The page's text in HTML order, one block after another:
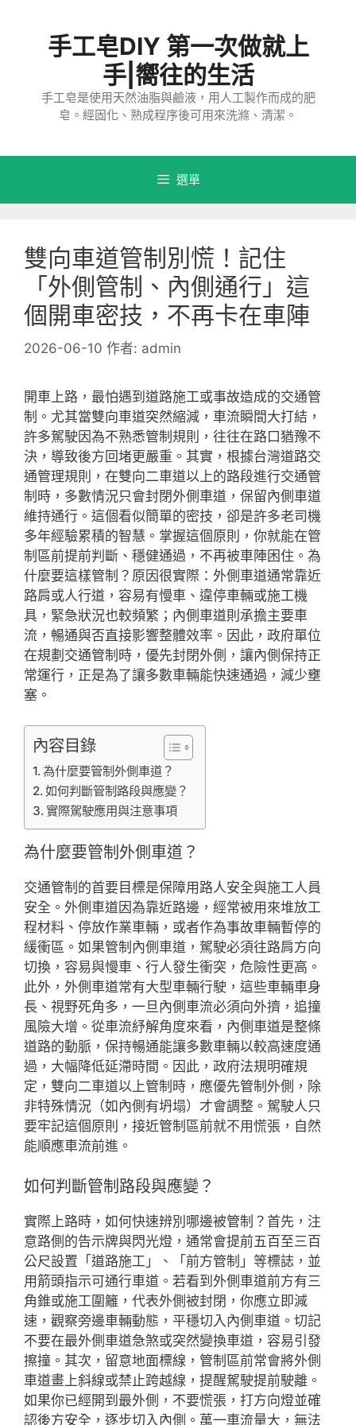
手工皂DIY 第一次做就上
手|嚮往的生活
手工皂是使用天然油脂與鹼液，用人工製作而成的肥
皂。經固化、熟成程序後可用來洗滌、清潔。
選單
雙向車道管制別慌！記住
「外側管制、內側通行」這
個開車密技，不再卡在車陣
2026-06-10 作者: admin
開車上路，最怕遇到道路施工或事故造成的交通管
制。尤其當雙向車道突然縮減，車流瞬間大打結，
許多駕駛因為不熟悉管制規則，往往在路口猶豫不
決，導致後方回堵更嚴重。其實，根據台灣道路交
通管理規則，在雙向二車道以上的路段進行交通管
制時，多數情況只會封閉外側車道，保留內側車道
維持通行。這個看似簡單的密技，卻是許多老司機
多年經驗累積的智慧。掌握這個原則，你就能在管
制區前提前判斷、穩健通過，不再被車陣困住。為
什麼要這樣管制？原因很實際：外側車道通常靠近
路肩或人行道，容易有慢車、違停車輛或施工機
具，緊急狀況也較頻繁；內側車道則承擔主要車
流，暢通與否直接影響整體效率。因此，政府單位
在規劃交通管制時，優先封閉外側，讓內側保持正
常運行，正是為了讓多數車輛能快速通過，減少壅
塞。
內容目錄
為什麼要管制外側車道？
如何判斷管制路段與應變？
實際駕駛應用與注意事項
為什麼要管制外側車道？
交通管制的首要目標是保障用路人安全與施工人員
安全。外側車道因為靠近路邊，經常被用來堆放工
程材料、停放作業車輛，或者作為事故車輛暫停的
緩衝區。如果管制內側車道，駕駛必須往路肩方向
切換，容易與慢車、行人發生衝突，危險性更高。
此外，外側車道常有大型車輛行駛，這些車輛車身
長、視野死角多，一旦內側車流必須向外擠，追撞
風險大增。從車流紓解角度來看，內側車道是整條
道路的動脈，保持暢通能讓多數車輛以較高速度通
過，大幅降低延滯時間。因此，政府法規明確規
定，雙向二車道以上管制時，應優先管制外側，除
非特殊情況（如內側有坍塌）才會調整。駕駛人只
要牢記這個原則，接近管制區前就不用慌張，自然
能順應車流前進。
如何判斷管制路段與應變？
實際上路時，如何快速辨別哪邊被管制？首先，注
意路側的告示牌與閃光燈，通常會提前五百至三百
公尺設置「道路施工」、「前方管制」等標誌，並
用箭頭指示可通行車道。若看到外側車道前方有三
角錐或施工圍籬，代表外側被封閉，你應立即減
速，觀察旁邊車輛動態，平穩切入內側車道。切記
不要在最外側車道急煞或突然變換車道，容易引發
擦撞。其次，留意地面標線，管制區前常會將外側
車道畫上斜線或禁止跨越線，提醒駕駛提前駛離。
如果你已經開到最外側，不要慌張，打方向燈並確
認後方安全，逐步切入內側。萬一車流量大，無法